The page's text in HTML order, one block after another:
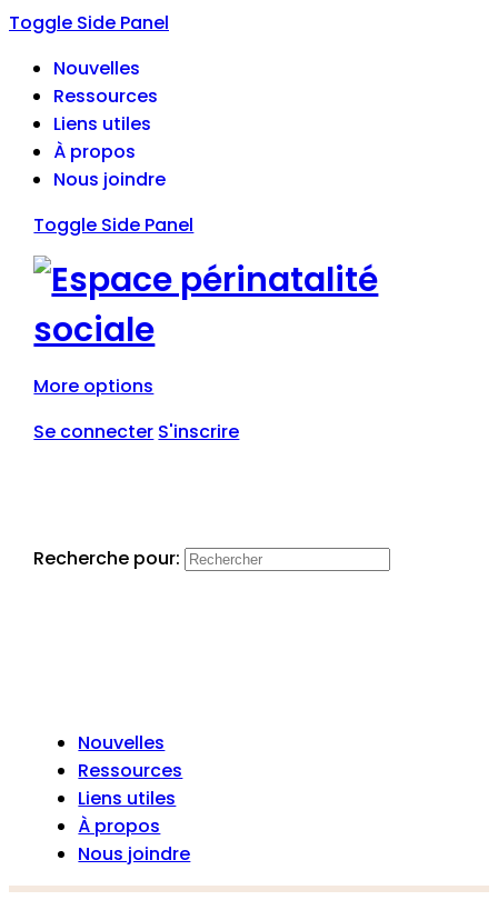
Toggle Side Panel
Nouvelles
Ressources
Liens utiles
À propos
Nous joindre
Toggle Side Panel
More options
Se connecter S'inscrire
Recherche pour:
Nouvelles
Ressources
Liens utiles
À propos
Nous joindre